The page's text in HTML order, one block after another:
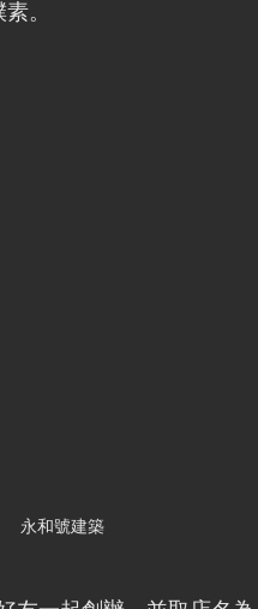
。
永和號建築